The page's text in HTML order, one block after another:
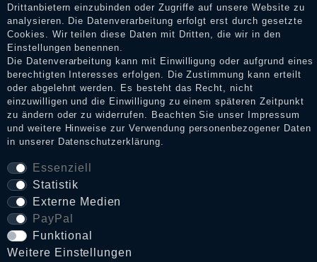
Impressum
Daten­schutz­erklärung
AGB
Widerrufs­recht
VERTRAG WIDERRUFEN
Drittanbietern einzubinden oder Zugriffe auf unsere Website zu
analysieren. Die Datenverarbeitung erfolgt erst durch gesetzte
Cookies. Wir teilen diese Daten mit Dritten, die wir in den
Einstellungen benennen.
Die Datenverarbeitung kann mit Einwilligung oder aufgrund eines
berechtigten Interesses erfolgen. Die Zustimmung kann erteilt
oder abgelehnt werden. Es besteht das Recht, nicht
einzuwilligen und die Einwilligung zu einem späteren Zeitpunkt
zu ändern oder zu widerrufen. Beachten Sie unser
Impressum
und weitere Hinweise zur Verwendung personenbezogener Daten
in unserer Daten­schutz­erklärung.
Essenziell
Statistik
Externe Medien
PayPal
Funktional
Weitere Einstellungen